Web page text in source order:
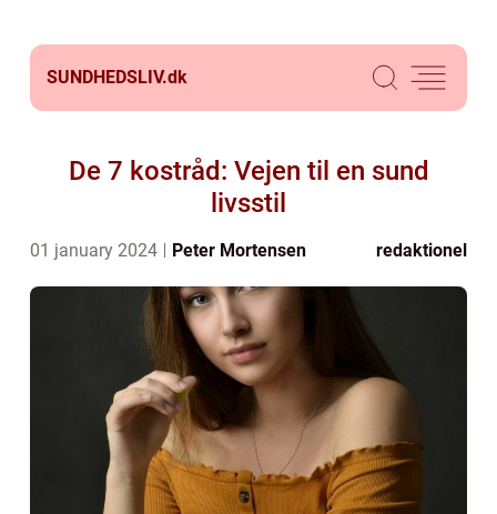
SUNDHEDSLIV.dk
De 7 kostråd: Vejen til en sund
livsstil
01 january 2024 Peter Mortensen redaktionel